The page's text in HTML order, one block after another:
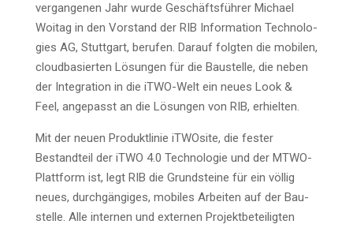
ver­gan­ge­nen Jahr wur­de Geschäfts­füh­rer Micha­el
Woitag in den Vor­stand der RIB Infor­ma­ti­on Tech­no­lo­
gies AG, Stutt­gart, beru­fen. Dar­auf folg­ten die mobi­len,
cloud­ba­sier­ten Lösun­gen für die Bau­stel­le, die neben
der Inte­gra­ti­on in die iTWO-Welt ein neu­es Look &
Feel, ange­passt an die Lösun­gen von RIB, erhielten.
Mit der neu­en Pro­dukt­li­nie iTWO­si­te, die fes­ter
Bestand­teil der iTWO 4.0 Tech­no­lo­gie und der MTWO-
Platt­form ist, legt RIB die Grund­stei­ne für ein völ­lig
neu­es, durch­gän­gi­ges, mobi­les Arbei­ten auf der Bau­
stel­le. Alle inter­nen und exter­nen Pro­jekt­be­tei­lig­ten